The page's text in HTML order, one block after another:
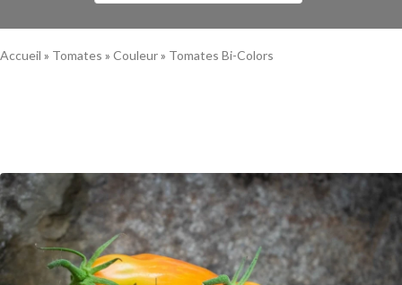
Accueil » Tomates » Couleur» Tomates Bi-Colors